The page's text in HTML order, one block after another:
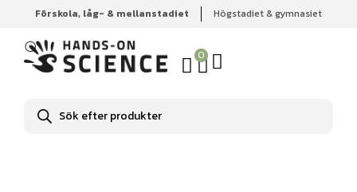
Förskola, låg- & mellanstadiet Högstadiet & gymnasiet
0
Produktsökning
Hem Högstadiet & gymnasiet Fysik Magnetism
Testa
Magnetism